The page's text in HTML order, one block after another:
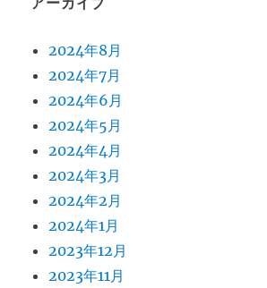
アーカイブ
2024年8月
2024年7月
2024年6月
2024年5月
2024年4月
2024年3月
2024年2月
2024年1月
2023年12月
2023年11月